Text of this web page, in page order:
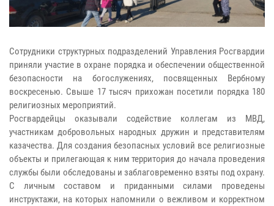
Сотрудники структурных подразделений Управления Росгвардии
приняли участие в охране порядка и обеспечении общественной
безопасности на богослужениях, посвященных Вербному
воскресенью. Свыше 17 тысяч прихожан посетили порядка 180
религиозных мероприятий.
Росгвардейцы оказывали содействие коллегам из МВД,
участникам добровольных народных дружин и представителям
казачества. Для создания безопасных условий все религиозные
объекты и прилегающая к ним территория до начала проведения
службы были обследованы и заблаговременно взяты под охрану.
С личным составом и приданными силами проведены
инструктажи, на которых напомнили о вежливом и корректном